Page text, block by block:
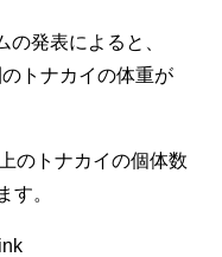
発表によると、
トナカイの体重が
のトナカイの個体数
す。